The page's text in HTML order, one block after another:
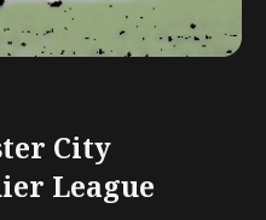
City
League